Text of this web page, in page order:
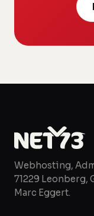
Webhosting,
71229 Leonberg,
Marc Eggert.